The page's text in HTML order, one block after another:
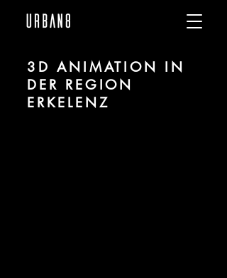
3D ANIMATION IN
DER REGION
ERKELENZ